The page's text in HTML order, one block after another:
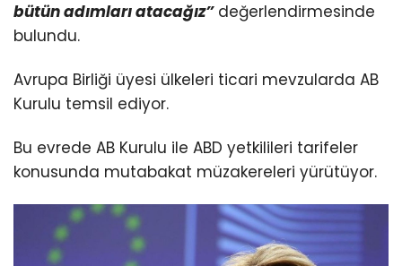
bütün adımları atacağız”değerlendirmesinde
bulundu.
Avrupa Birliği üyesi ülkeleri ticari mevzularda AB
Kurulu temsil ediyor.
Bu evrede AB Kurulu ile ABD yetkilileri tarifeler
konusunda mutabakat müzakereleri yürütüyor.